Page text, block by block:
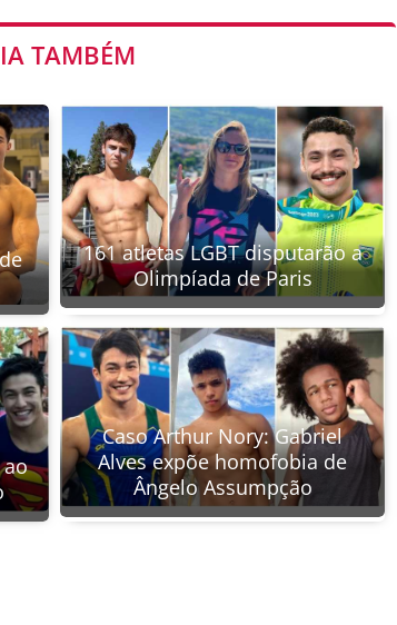
TAMBÉM
161 atletas LGBT disputarão a
Olimpíada de Paris
Caso Arthur Nory: Gabriel
Alves expõe homofobia de
Ângelo Assumpção